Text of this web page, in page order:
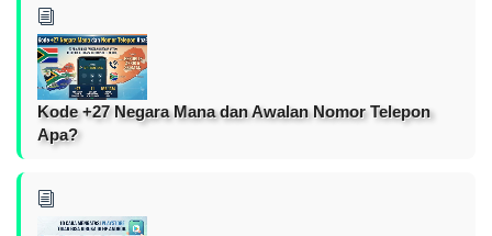
Kode +27 Negara Mana dan Awalan Nomor Telepon
Apa?